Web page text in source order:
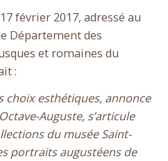
février 2017, adressé au
Département des
et romaines du
:
choix esthétiques, annonce
Auguste, s’articule
du musée Saint-
portraits augustéens de